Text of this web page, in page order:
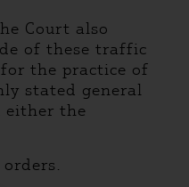
Court also
of these traffic
the practice of
stated general
either the